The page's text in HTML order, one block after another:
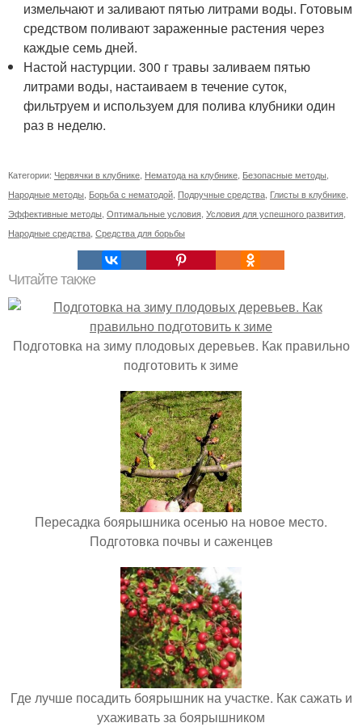
измельчают и заливают пятью литрами воды. Готовым
средством поливают зараженные растения через
каждые семь дней.
Настой настурции. 300 г травы заливаем пятью
литрами воды, настаиваем в течение суток,
фильтруем и используем для полива клубники один
раз в неделю.
Категории: Червячки в клубнике Нематода на клубнике Безопасные методы
Народные методы Борьба с нематодой Подручные средства Глисты в клубнике
Эффективные методы Оптимальные условия Условия для успешного развития
Народные средства Средства для борьбы
Читайте также
Подготовка на зиму плодовых деревьев. Как правильно
подготовить к зиме
Пересадка боярышника осенью на новое место.
Подготовка почвы и саженцев
Где лучше посадить боярышник на участке. Как сажать и
ухаживать за боярышником